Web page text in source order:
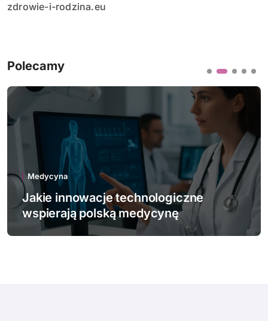
zdrowie-i-rodzina.eu
Polecamy
Medycyna
Jakie choroby zawodowe najczęściej
dotykają Polaków